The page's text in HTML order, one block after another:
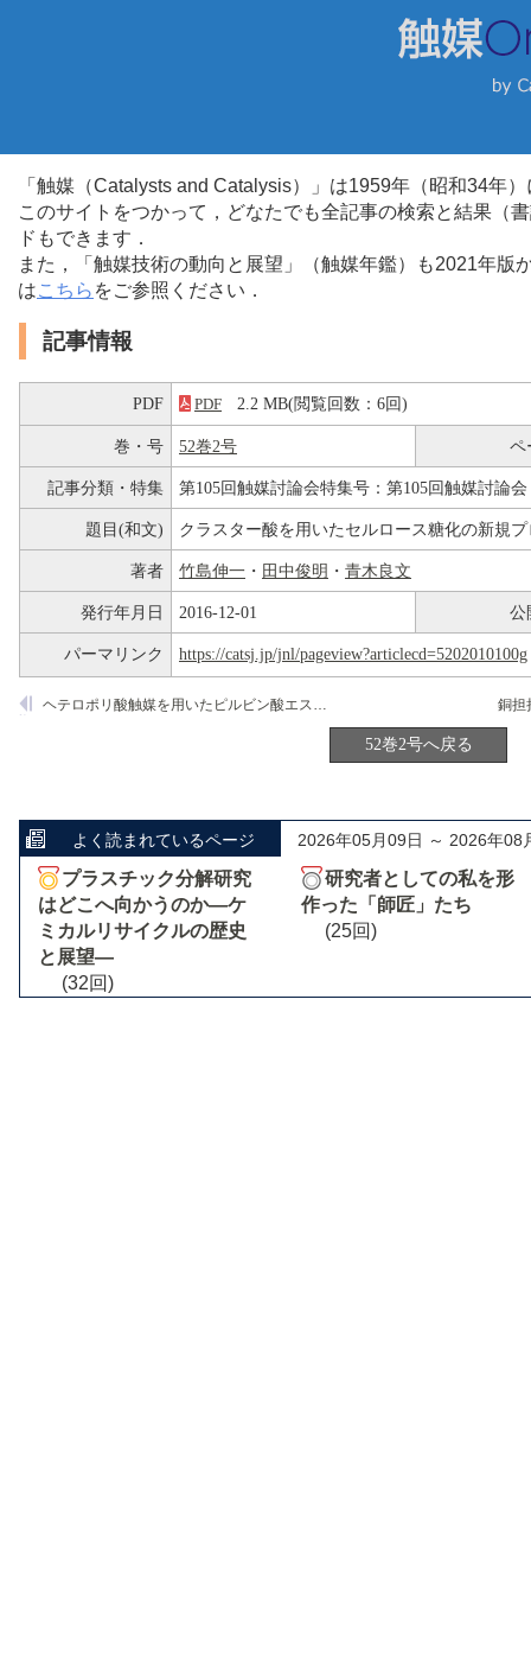
「触媒（Catalysts and Catalysis）」は1959年（昭和34年
このサイトをつかって，どなたでも全記事の検索と結果（
ドもできます．
また，「触媒技術の動向と展望」（触媒年鑑）も2021年
はこちら をご参照ください．
記事情報
PDF PDF 2.2 MB(閲覧回数：6回)
巻・号 52巻2号 ペ
記事分類・特集 第105回触媒討論会特集号：第105回触媒討論会
題目(和文) クラスター酸を用いたセルロース糖化の新規
著者 竹島伸一 ・ 田中俊明 ・ 青木良文
発行年月日 2016-12-01 公
パーマリンク https://catsj.jp/jnl/pageview?articlecd=5202010100g
ヘテロポリ酸触媒を用いたピルビン酸エステルのアシル化によるa─アシロキシアクリル酸エステルの合成
52巻2号へ戻る
よく読まれているページ 2026年05月09日 ～ 2026年08
プラスチック分解研究
はどこへ向かうのか―ケ
ミカルリサイクルの歴史
と展望―
(32回)
研究者としての私を形
作った「師匠」たち
(25回)